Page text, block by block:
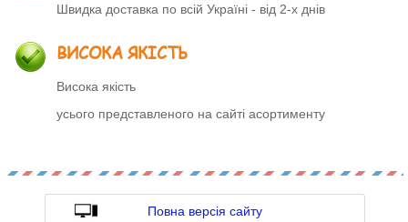
Швидка доставка по всій Україні - від 2-х днів
ВИСОКА ЯКІСТЬ
Висока якість
усього представленого на сайті асортименту
Повна версія сайту